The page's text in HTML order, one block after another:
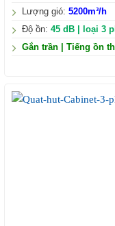
Lượng gió: 5200m³/h
Độ ồn: 45 dB | loại 3
Gắn trần | Tiếng ồn